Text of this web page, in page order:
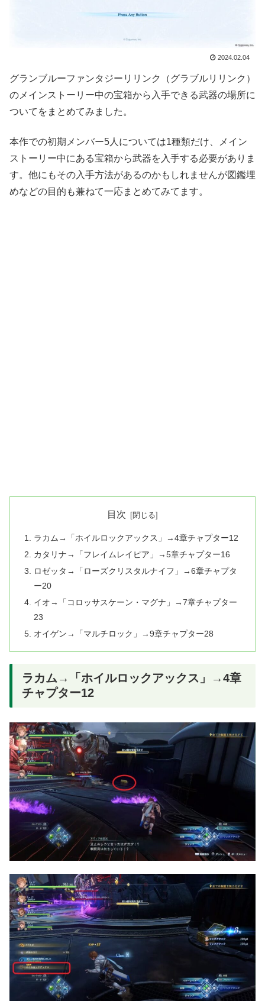
2024.02.04
グランブルーファンタジーリリンク（グラブルリリンク）
のメインストーリー中の宝箱から入手できる武器の場所に
ついてをまとめてみました。
本作での初期メンバー5人については1種類だけ、メイン
ストーリー中にある宝箱から武器を入手する必要がありま
す。他にもその入手方法があるのかもしれませんが図鑑埋
めなどの目的も兼ねて一応まとめてみてます。
目次
ラカム→「ホイルロックアックス」→4章チャプター12
カタリナ→「フレイムレイピア」→5章チャプター16
ロゼッタ→「ローズクリスタルナイフ」→6章チャプタ
ー20
イオ→「コロッサスケーン・マグナ」→7章チャプター
23
オイゲン→「マルチロック」→9章チャプター28
ラカム→「ホイルロックアックス」→4章
チャプター12